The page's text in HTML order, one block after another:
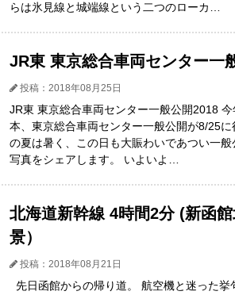
らは氷見線と城端線という二つのローカ…
JR東 東京総合車両センター一
投稿：2018年08月25日
JR東 東京総合車両センター一般公開2018
本、東京総合車両センター一般公開が8/25
の夏は暑く、この日も大賑わいであつい一般
写真をシェアします。 いよいよ…
北海道新幹線 4時間2分 (新函
景）
投稿：2018年08月21日
先日函館からの帰り道。 航空機と迷った挙